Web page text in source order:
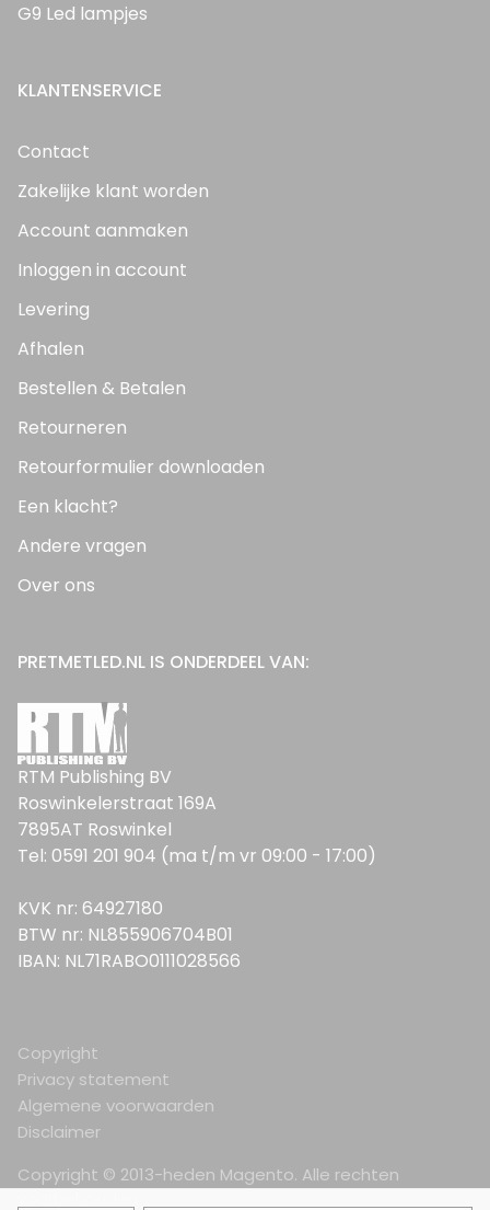
G9 Led lampjes
KLANTENSERVICE
Contact
Zakelijke klant worden
Account aanmaken
Inloggen in account
Levering
Afhalen
Bestellen & Betalen
Retourneren
Retourformulier downloaden
Een klacht?
Andere vragen
Over ons
PRETMETLED.NL IS ONDERDEEL VAN:
RTM Publishing BV
Roswinkelerstraat 169A
7895AT Roswinkel
Tel: 0591 201 904 (ma t/m vr 09:00 - 17:00)
KVK nr: 64927180
BTW nr: NL855906704B01
IBAN: NL71RABO0111028566
Copyright © 2013-heden Magento. Alle rechten
Copyright
Privacy statement
Algemene voorwaarden
Disclaimer